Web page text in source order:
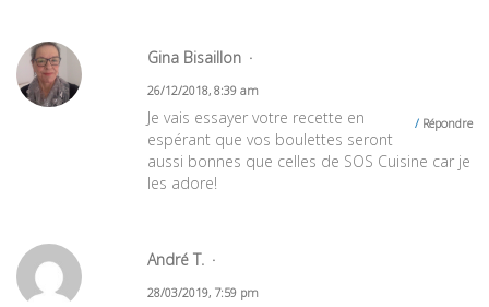
Gina Bisaillon
26/12/2018, 8:39 am
Répondre
Je vais essayer votre recette en
espérant que vos boulettes seront
aussi bonnes que celles de SOS Cuisine car je
les adore!
André T.
28/03/2019, 7:59 pm